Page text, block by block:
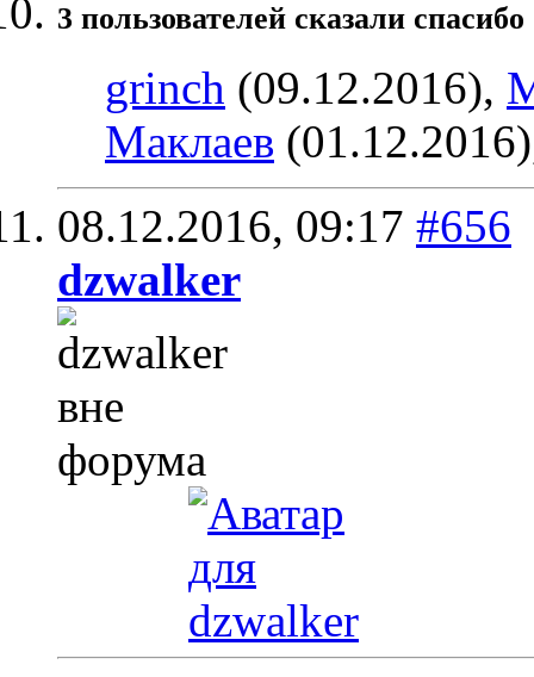
3 пользователей сказали
grinch (09.12.2016),
Маклаев
08.12.2016, 09:17 #656
dzwalker